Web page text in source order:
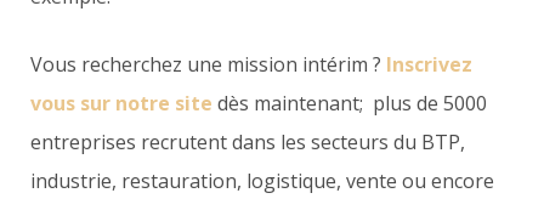
Vous recherchez une mission intérim ? Inscrivez
vous sur notre site dès maintenant; plus de 5000
entreprises recrutent dans les secteurs du BTP,
industrie, restauration, logistique, vente ou encore